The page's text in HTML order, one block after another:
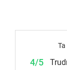
4/5